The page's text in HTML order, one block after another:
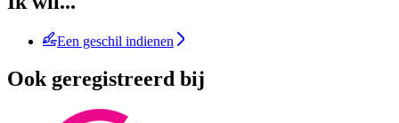
Een geschil indienen
Ook geregistreerd bij